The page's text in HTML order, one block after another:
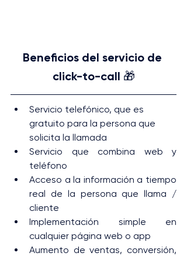
Beneficios del servicio de
click-to-call 🎁
Servicio telefónico, que es
gratuito para la persona que
solicita la llamada
Servicio que combina web y
teléfono
Acceso a la información a tiempo
real de la persona que llama /
cliente
Implementación simple en
cualquier página web o app
Aumento de ventas, conversión,